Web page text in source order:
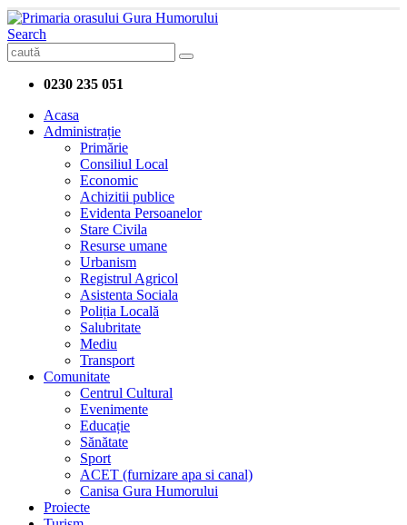
Search
0230 235 051
Acasa
Administrație
Primărie
Consiliul Local
Economic
Achizitii publice
Evidenta Persoanelor
Stare Civila
Resurse umane
Urbanism
Registrul Agricol
Asistenta Sociala
Poliția Locală
Salubritate
Mediu
Transport
Comunitate
Centrul Cultural
Evenimente
Educație
Sănătate
Sport
ACET (furnizare apa si canal)
Canisa Gura Humorului
Proiecte